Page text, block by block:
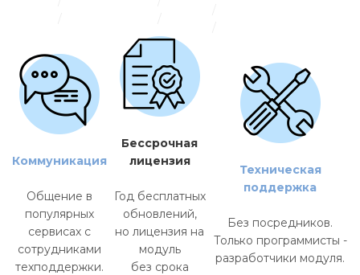
Коммуникация
Общение в
популярных
сервисах с
сотрудниками
техподдержки.
Бессрочная
лицензия
Год бесплатных
обновлений,
но лицензия на
модуль
без срока
Техническая
поддержка
Без посредников.
Только программисты -
разработчики модуля.